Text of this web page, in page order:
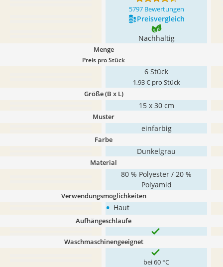
5797 Bewertungen
Preis­vergleich
Nachhaltig
Menge
Preis pro Stück
6 Stück
1,93 € pro Stück
Größe (B x L)
15 x 30 cm
Muster
einfarbig
Farbe
Dunkelgrau
Material
80 % Polyester / 20 %
Polyamid
Verwendungsmöglichkeiten
• Haut
Aufhängeschlaufe
Waschmaschinengeeignet
bei 60 °C